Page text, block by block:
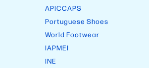
APICCAPS
Portuguese Shoes
World Footwear
IAPMEI
INE